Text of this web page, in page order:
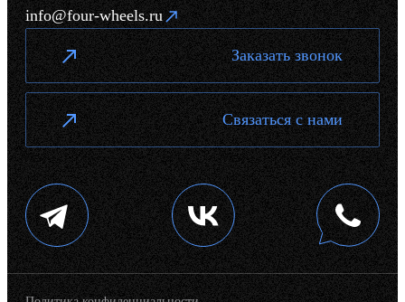
info@four-wheels.ru
Заказать звонок
Связаться с нами